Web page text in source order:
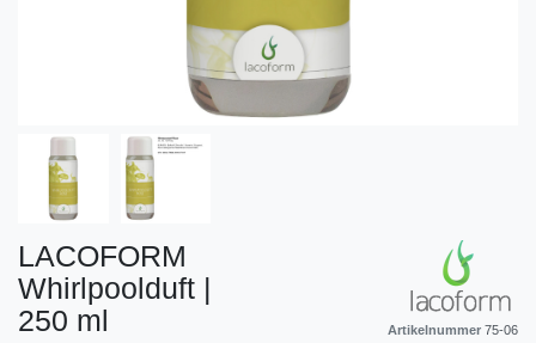
LACOFORM
Whirlpoolduft |
250 ml
Artikelnummer 75-06